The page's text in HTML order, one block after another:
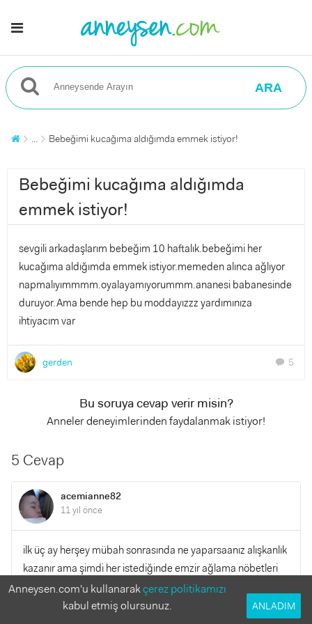
ARA
... Bebeğimi kucağıma aldığımda emmek istiyor!
Bebeğimi kucağıma aldığımda
emmek istiyor!
sevgili arkadaşlarım bebeğim 10 haftalık.bebeğimi her
kucağıma aldığımda emmek istiyor.memeden alınca ağlıyor
napmalıyımmmm.oyalayamıyorummm.ananesi babanesinde
duruyor.Ama bende hep bu moddayızzz yardımınıza
ihtiyacım var
gerden chat 5
Bu soruya cevap verir misin?
Anneler deneyimlerinden faydalanmak istiyor!
5 Cevap
acemianne82
11 yıl önce
ilk üç ay herşey mübah sonrasında ne yaparsaanız alışkanlık
kazanır ama şimdi her istediğinde emzir ağlama nöbetleri
azalır merak etmeyin sizi istiyor ama siz paniklerseniz o
küçük haliyle hisseder ve ağlar onu sizden başka kimse
Anneysen.com'u kullanarakçerez politikamızı
kabul etmiş olursunuz.
ANLADIM